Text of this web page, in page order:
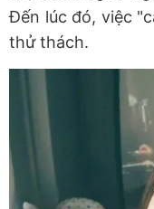
Đến lúc đó, việc
thử thách.